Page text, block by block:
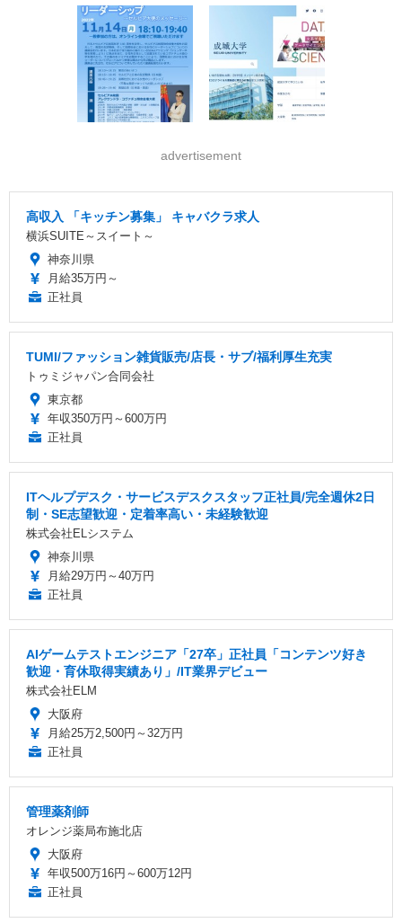
advertisement
高収入 「キッチン募集」 キャバクラ求人
横浜SUITE～スイート～
神奈川県
月給35万円～
正社員
TUMI/ファッション雑貨販売/店長・サブ/福利厚生充実
トゥミジャパン合同会社
東京都
年収350万円～600万円
正社員
ITヘルプデスク・サービスデスクスタッフ正社員/完全週休2日
制・SE志望歓迎・定着率高い・未経験歓迎
株式会社ELシステム
神奈川県
月給29万円～40万円
正社員
AIゲームテストエンジニア「27卒」正社員「コンテンツ好き
歓迎・育休取得実績あり」/IT業界デビュー
株式会社ELM
大阪府
月給25万2,500円～32万円
正社員
管理薬剤師
オレンジ薬局布施北店
大阪府
年収500万16円～600万12円
正社員